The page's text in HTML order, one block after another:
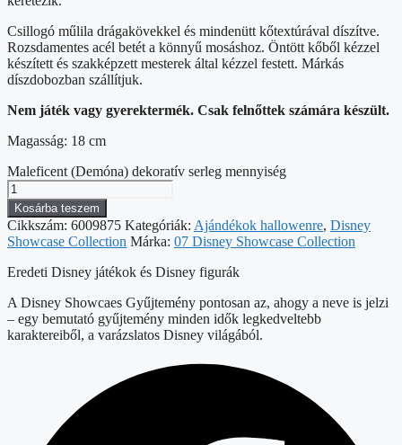
Csillogó műlila drágakövekkel és mindenütt kőtextúrával díszítve.
Rozsdamentes acél betét a könnyű mosáshoz. Öntött kőből kézzel
készített és szakképzett mesterek által kézzel festett. Márkás
díszdobozban szállítjuk.
Nem játék vagy gyerektermék. Csak felnőttek számára készült.
Magasság: 18 cm
Maleficent (Demóna) dekoratív serleg mennyiség
Kosárba teszem
Cikkszám: 6009875 Kategóriák: Ajándékok hallowenre, Disney
Showcase Collection Márka: 07 Disney Showcase Collection
Eredeti Disney játékok és Disney figurák
A Disney Showcaes Gyűjtemény pontosan az, ahogy a neve is jelzi
– egy bemutató gyűjtemény minden idők legkedveltebb
karaktereiből, a varázslatos Disney világából.